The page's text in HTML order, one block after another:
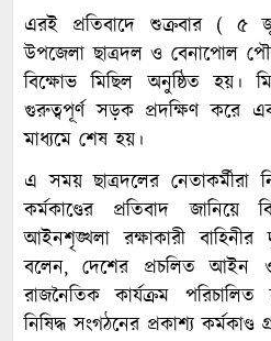
এরই প্রতিবাদে শুক্রবার ( ৫
উপজেলা ছাত্রদল ও বেনাপোল
বিক্ষোভ মিছিল অনুষ্ঠিত হয়।
গুরুত্বপূর্ণ সড়ক প্রদক্ষিণ করে
মাধ্যমে শেষ হয়।
এ সময় ছাত্রদলের নেতাকর্মীরা
কর্মকাণ্ডের প্রতিবাদ জানিয়ে
আইনশৃঙ্খলা রক্ষাকারী
বলেন, দেশের প্রচলিত আইন
রাজনৈতিক কার্যক্রম
নিষিদ্ধ সংগঠনের প্রকাশ্য কর্মকাণ্ড